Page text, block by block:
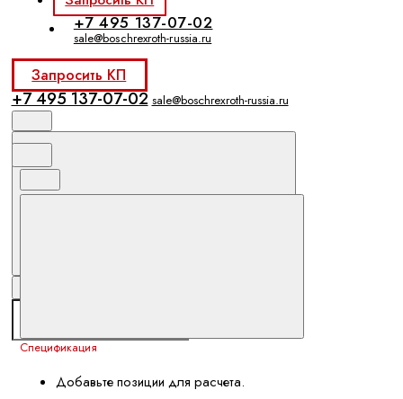
+7 495 137-07-02
sale@boschrexroth-russia.ru
Запросить КП
+7 495 137-07-02 sale@boschrexroth-russia.ru
Спецификация
Добавьте позиции для расчета.